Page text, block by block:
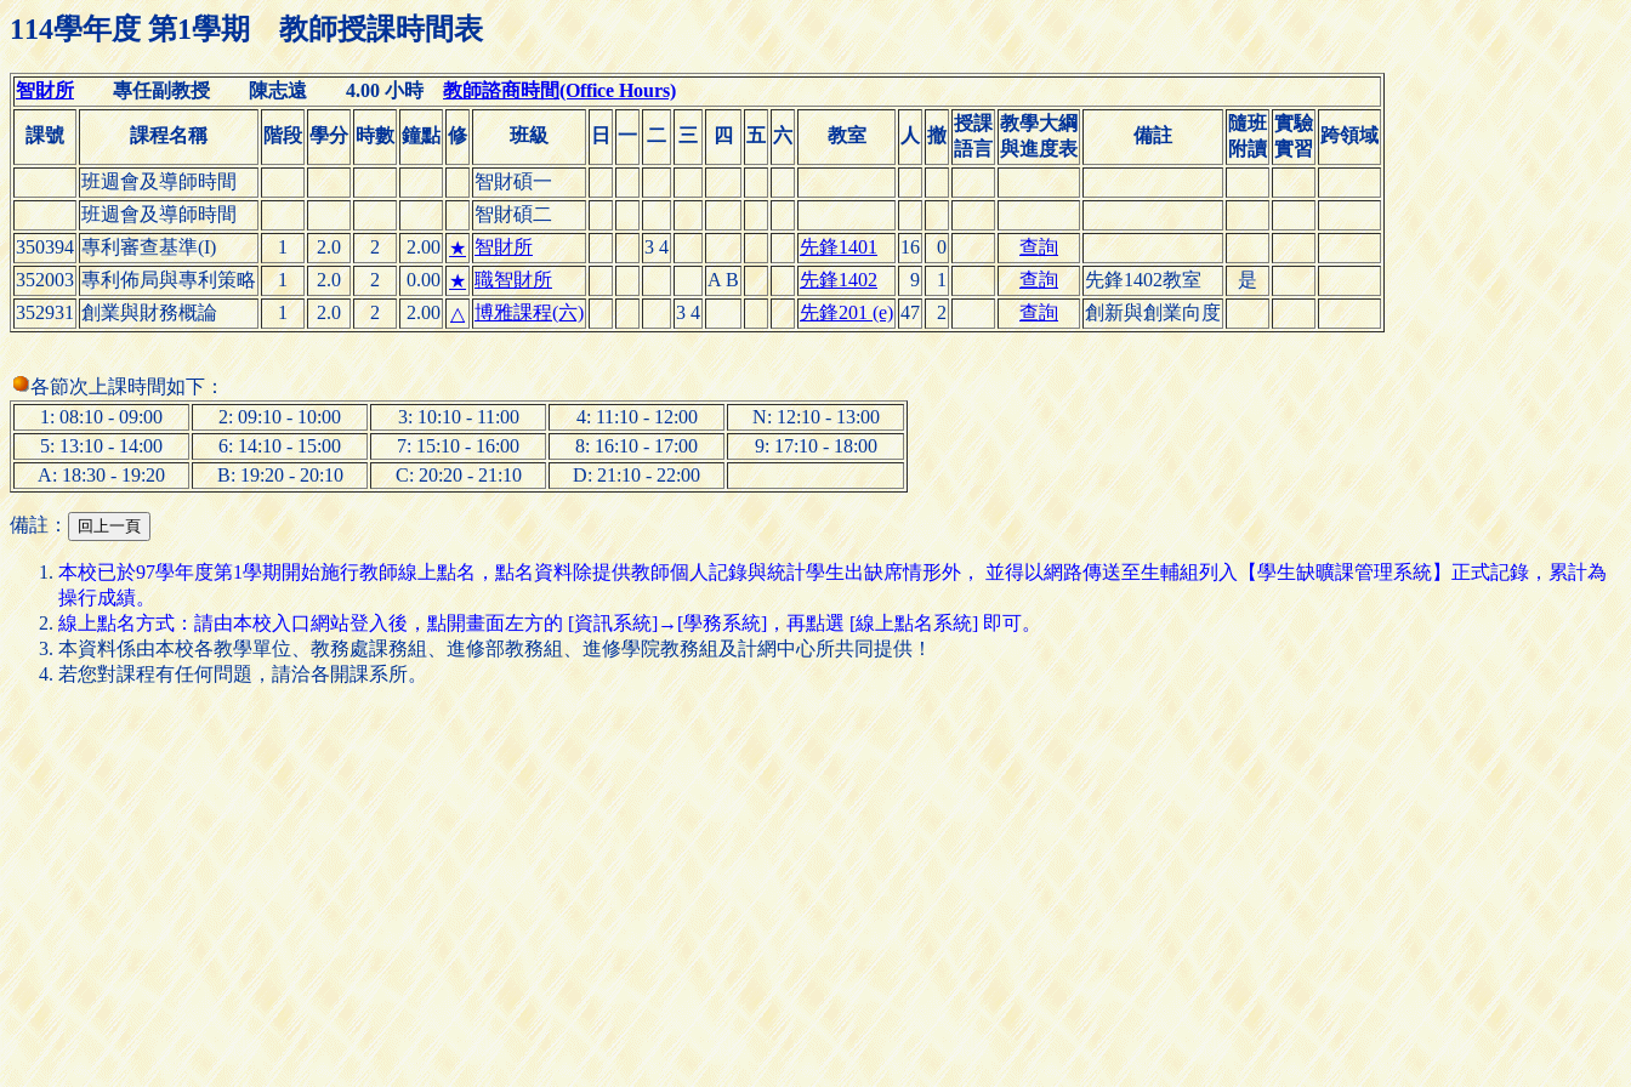
114學年度 第1學期 教師授課時間表
智財所專任副教授 陳志遠 4.00 小時 教師諮商時間(Office Hours)
課號 課程名稱 階段 學分 時數 鐘點 修 班級 日 一 二 三 四 五 六 教室 人 撤
授課
語言
教學大綱
與進度表
備註
隨班
附讀
實驗
實習
跨領域
班週會及導師時間
智財碩一
班週會及導師時間
智財碩二
350394 專利審查基準(I) 1 2.0 2 2.00 ★ 智財所 3 4 先鋒1401 16 0
查詢
352003 專利佈局與專利策略 1 2.0 2 0.00 ★ 職智財所 A B 先鋒1402 9 1 查詢 先鋒1402教室
是
352931 創業與財務概論 1 2.0 2 2.00 △ 博雅課程(六) 3 4 先鋒201 (e) 47 2 查詢 創新與創業向度
各節次上課時間如下：
1: 08:10 - 09:00
2: 09:10 - 10:00 3: 10:10 - 11:00 4: 11:10 - 12:00
N: 12:10 - 13:00
5: 13:10 - 14:00
6: 14:10 - 15:00 7: 15:10 - 16:00 8: 16:10 - 17:00
9: 17:10 - 18:00
A: 18:30 - 19:20
B: 19:20 - 20:10 C: 20:20 - 21:10 D: 21:10 - 22:00
備註：
本校已於97學年度第1學期開始施行教師線上點名，點名資料除提供教師個人記錄與統計學生出缺席情形外， 並得以網路傳送至生輔組列入【學生缺曠課管理系統】正式記錄，累計為
操行成績。
線上點名方式：請由本校入口網站登入後，點開畫面左方的 [資訊系統]→[學務系統]，再點選 [線上點名系統] 即可。
本資料係由本校各教學單位、教務處課務組、進修部教務組、進修學院教務組及計網中心所共同提供！
若您對課程有任何問題，請洽各開課系所。